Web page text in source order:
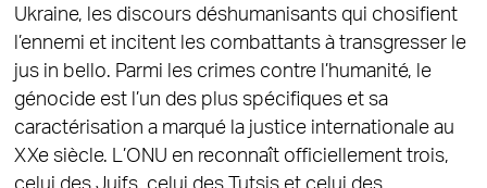
Ukraine, les discours déshumanisants qui chosifient
l’ennemi et incitent les combattants à transgresser le
jus in bello. Parmi les crimes contre l’humanité, le
génocide est l’un des plus spécifiques et sa
caractérisation a marqué la justice internationale au
XXe siècle. L’ONU en reconnaît officiellement trois,